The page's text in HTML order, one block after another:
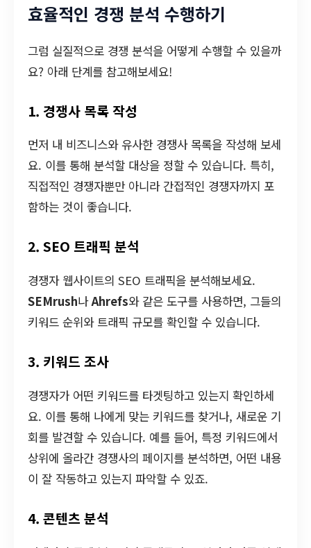
효율적인 경쟁 분석 수행하기
그럼 실질적으로 경쟁 분석을 어떻게 수행할 수 있을까
요? 아래 단계를 참고해보세요!
1. 경쟁사 목록 작성
먼저 내 비즈니스와 유사한 경쟁사 목록을 작성해 보세
요. 이를 통해 분석할 대상을 정할 수 있습니다. 특히,
직접적인 경쟁자뿐만 아니라 간접적인 경쟁자까지 포
함하는 것이 좋습니다.
2. SEO 트래픽 분석
경쟁자 웹사이트의 SEO 트래픽을 분석해보세요.
SEMrush나Ahrefs와 같은 도구를 사용하면, 그들의
키워드 순위와 트래픽 규모를 확인할 수 있습니다.
3. 키워드 조사
경쟁자가 어떤 키워드를 타겟팅하고 있는지 확인하세
요. 이를 통해 나에게 맞는 키워드를 찾거나, 새로운 기
회를 발견할 수 있습니다. 예를 들어, 특정 키워드에서
상위에 올라간 경쟁사의 페이지를 분석하면, 어떤 내용
이 잘 작동하고 있는지 파악할 수 있죠.
4. 콘텐츠 분석